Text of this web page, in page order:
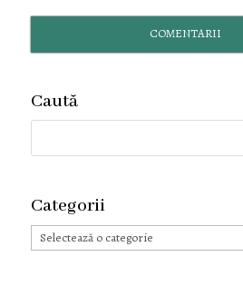
COMENTARII
Caută
Categorii
Categorii